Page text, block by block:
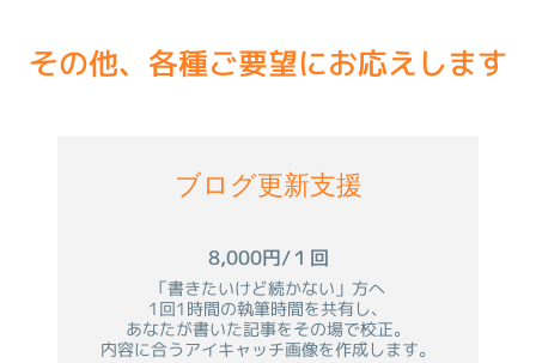
その他、各種ご要望にお応えします
ブログ更新支援
8,000円/１回
「書きたいけど続かない」方へ
1回1時間の執筆時間を共有し、
あなたが書いた記事をその場で校正。
内容に合うアイキャッチ画像を作成します。